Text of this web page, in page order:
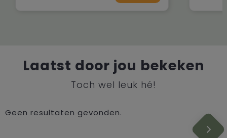
Laatst door jou bekeken
Toch wel leuk hé!
Geen resultaten gevonden.